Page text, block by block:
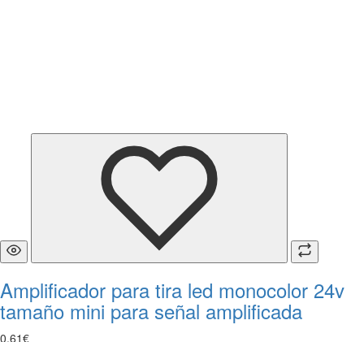
Amplificador para tira led monocolor 24v
tamaño mini para señal amplificada
0,61€